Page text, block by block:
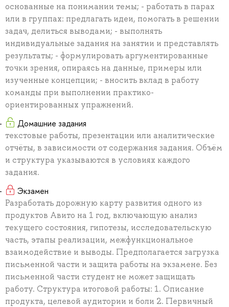
основанные на понимании темы; - работать в парах
или в группах: предлагать идеи, помогать в решении
задач, делиться выводами; - выполнять
индивидуальные задания на занятии и представлять
результаты; - формулировать аргументированные
точки зрения, опираясь на данные, примеры или
изученные концепции; - вносить вклад в работу
команды при выполнении практико-
ориентированных упражнений.
Домашние задания
текстовые работы, презентации или аналитические
отчёты, в зависимости от содержания задания. Объём
и структура указываются в условиях каждого
задания.
Экзамен
Разработать дорожную карту развития одного из
продуктов Авито на 1 год, включающую анализ
текущего состояния, гипотезы, исследовательскую
часть, этапы реализации, межфункциональное
взаимодействие и выводы. Предполагается загрузка
письменной части и защита работы на экзамене. Без
письменной части студент не может защищать
работу. Структура итоговой работы: 1. Описание
продукта, целевой аудитории и боли 2. Первичный